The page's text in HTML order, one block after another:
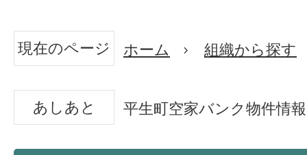
現在のページ ホーム 組織から探す
あしあと 平生町空家バンク物件情